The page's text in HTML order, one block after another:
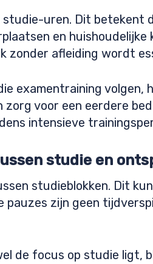
uren. Dit betekent
en
zonder afleiding wordt
examentraining volgen,
voor een eerdere
intensieve
studie en
studieblokken. Dit
zijn geen
de focus op studie